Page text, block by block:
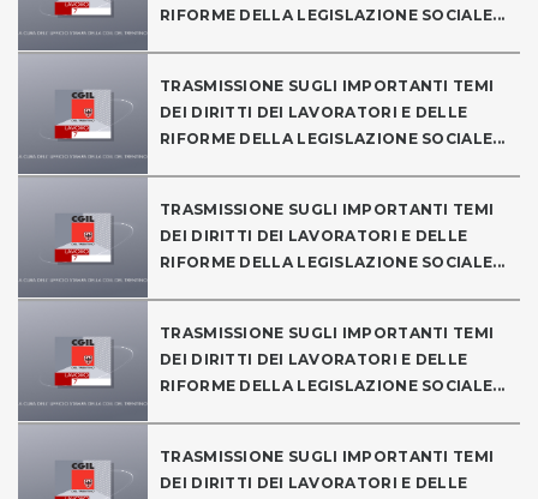
RIFORME DELLA LEGISLAZIONE SOCIALE...
TRASMISSIONE SUGLI IMPORTANTI TEMI
DEI DIRITTI DEI LAVORATORI E DELLE
RIFORME DELLA LEGISLAZIONE SOCIALE...
TRASMISSIONE SUGLI IMPORTANTI TEMI
DEI DIRITTI DEI LAVORATORI E DELLE
RIFORME DELLA LEGISLAZIONE SOCIALE...
TRASMISSIONE SUGLI IMPORTANTI TEMI
DEI DIRITTI DEI LAVORATORI E DELLE
RIFORME DELLA LEGISLAZIONE SOCIALE...
TRASMISSIONE SUGLI IMPORTANTI TEMI
DEI DIRITTI DEI LAVORATORI E DELLE